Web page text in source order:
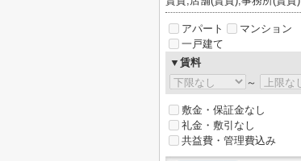
アパート
マンション
一戸建て
▼賃料
～
敷金・保証金なし
礼金・敷引なし
共益費・管理費込み